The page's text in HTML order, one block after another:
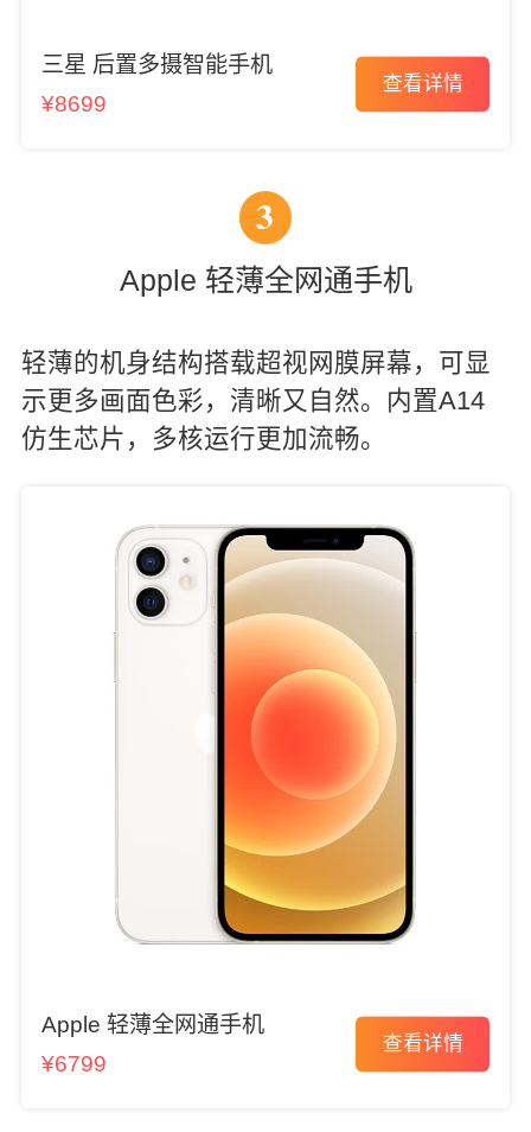
三星 后置多摄智能手机
¥8699
查看详情
3
Apple 轻薄全网通手机
轻薄的机身结构搭载超视网膜屏幕，可显
示更多画面色彩，清晰又自然。内置A14
仿生芯片，多核运行更加流畅。
Apple 轻薄全网通手机
¥6799
查看详情